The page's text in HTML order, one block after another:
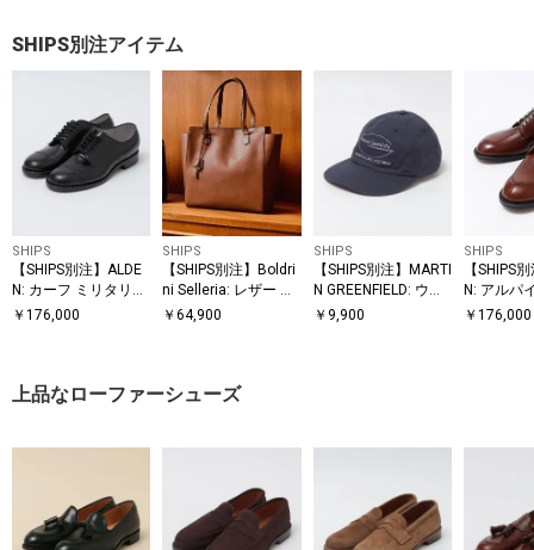
SHIPS別注アイテム
SHIPS
【SHIPS別注】ALDE
N: カーフ ミリタリー
ラスト キャップトゥ
￥ 176,000
SHIPS
【SHIPS別注】Boldri
ni Selleria: レザー ト
ートバッグ
￥64,900
SHIPS
【SHIPS別注】MARTI
N GREENFIELD: ウォ
ッシュド キャップ
￥ 9,900
SHIPS
【SHIPS
N: アルパ
V-チップ
￥176,000
上品なローファーシューズ